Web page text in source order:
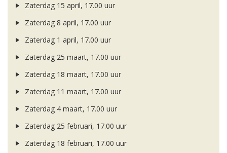
Zaterdag 15 april, 17.00 uur
Zaterdag 8 april, 17.00 uur
Zaterdag 1 april, 17.00 uur
Zaterdag 25 maart, 17.00 uur
Zaterdag 18 maart, 17.00 uur
Zaterdag 11 maart, 17.00 uur
Zaterdag 4 maart, 17.00 uur
Zaterdag 25 februari, 17.00 uur
Zaterdag 18 februari, 17.00 uur